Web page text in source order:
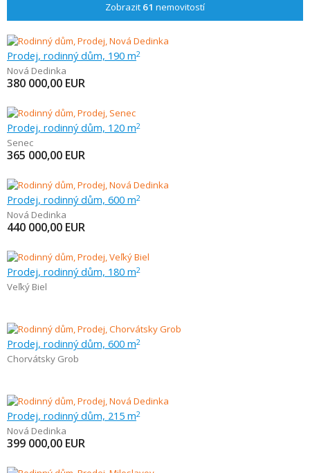
Zobrazit 61 nemovitostí
Prodej, rodinný dům, 190 m2
Nová Dedinka
380 000,00 EUR
Prodej, rodinný dům, 120 m2
Senec
365 000,00 EUR
Prodej, rodinný dům, 600 m2
Nová Dedinka
440 000,00 EUR
Prodej, rodinný dům, 180 m2
Veľký Biel
Prodej, rodinný dům, 600 m2
Chorvátsky Grob
Prodej, rodinný dům, 215 m2
Nová Dedinka
399 000,00 EUR